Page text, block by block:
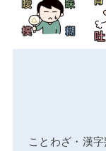
ことわざ・漢